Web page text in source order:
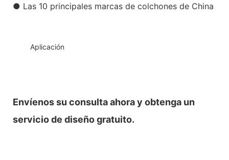
● Las 10 principales marcas de colchones de China
Aplicación
Envíenos su consulta ahora y obtenga un
servicio de diseño gratuito.